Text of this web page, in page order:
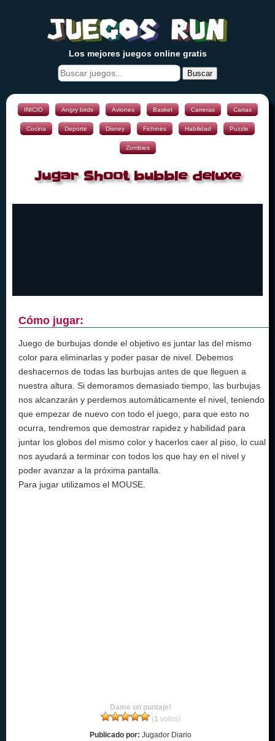
Los mejores juegos online gratis
Buscar
INICIO Angry birds Aviones Basket Carreras Cartas
Cocina Deporte Disney Fichines Habilidad Puzzle
Zombies
Jugar Shoot bubble deluxe
Cómo jugar:
Juego de burbujas donde el objetivo es juntar las del mismo
color para eliminarlas y poder pasar de nivel. Debemos
deshacernos de todas las burbujas antes de que lleguen a
nuestra altura. Si demoramos demasiado tiempo, las burbujas
nos alcanzarán y perdemos automáticamente el nivel, teniendo
que empezar de nuevo con todo el juego, para que esto no
ocurra, tendremos que demostrar rapidez y habilidad para
juntar los globos del mismo color y hacerlos caer al piso, lo cual
nos ayudará a terminar con todos los que hay en el nivel y
poder avanzar a la próxima pantalla.
Para jugar utilizamos el MOUSE.
Dame un puntaje!
(1 votos)
Publicado por: Jugador Diario